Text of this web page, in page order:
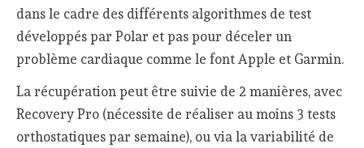
dans le cadre des différents algorithmes de test
développés par Polar et pas pour déceler un
problème cardiaque comme le font Apple et Garmin.
La récupération peut être suivie de 2 manières, avec
Recovery Pro (nécessite de réaliser au moins 3 tests
orthostatiques par semaine), ou via la variabilité de